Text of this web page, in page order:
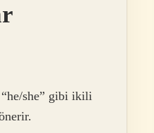
she” gibi ikili